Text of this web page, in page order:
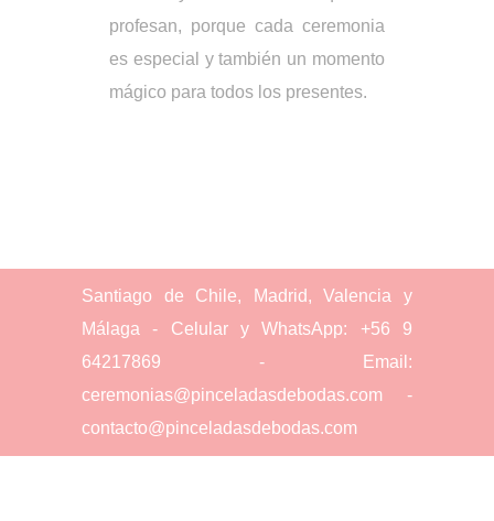
profesan, porque cada ceremonia
es especial y también un momento
mágico para todos los presentes.
Santiago de Chile, Madrid, Valencia y
Málaga - Celular y WhatsApp: +56 9
64217869 - Email:
ceremonias@pinceladasdebodas.com -
contacto@pinceladasdebodas.com